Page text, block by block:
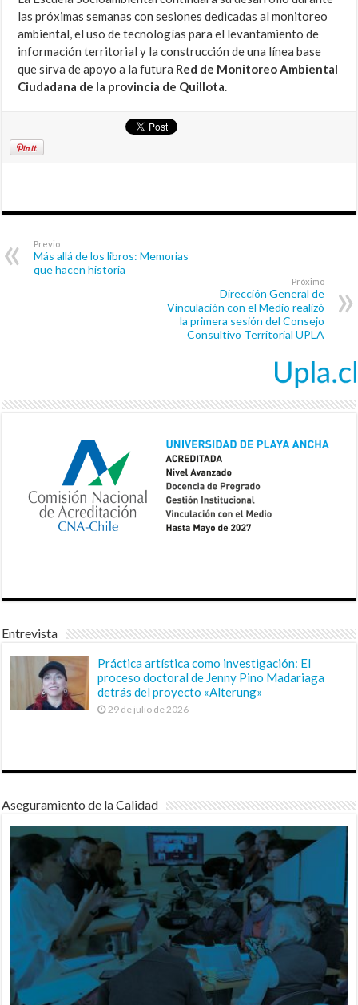
las próximas semanas con sesiones dedicadas al monitoreo
ambiental, el uso de tecnologías para el levantamiento de
información territorial y la construcción de una línea base
que sirva de apoyo a la futura Red de Monitoreo Ambiental
Ciudadana de la provincia de Quillota.
Previo
Más allá de los libros: Memorias
que hacen historia
Próximo
Dirección General de
Vinculación con el Medio realizó
la primera sesión del Consejo
Consultivo Territorial UPLA
Entrevista
Práctica artística como investigación: El
proceso doctoral de Jenny Pino Madariaga
detrás del proyecto «Alterung»
29 de julio de 2026
Aseguramiento de la Calidad